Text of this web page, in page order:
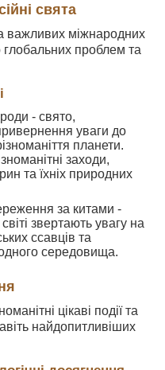
свята
важливих міжнародних
глобальних проблем та
- свято,
уваги до
планети.
заходи,
та їхніх природних
за китами -
звертають увагу на
ссавців та
середовища.
цікаві події та
найдопитливіших